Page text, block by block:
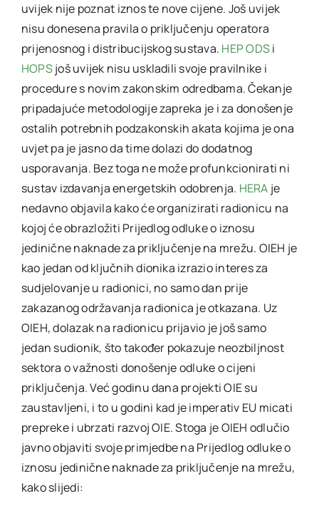
uvijek nije poznat iznos te nove cijene. Još uvijek
nisu donesena pravila o priključenju operatora
prijenosnog i distribucijskog sustava. HEP ODSi
HOPSjoš uvijek nisu uskladili svoje pravilnike i
procedure s novim zakonskim odredbama. Čekanje
pripadajuće metodologije zapreka je i za donošenje
ostalih potrebnih podzakonskih akata kojima je ona
uvjet pa je jasno da time dolazi do dodatnog
usporavanja. Bez toga ne može profunkcionirati ni
sustav izdavanja energetskih odobrenja. HERA je
nedavno objavila kako će organizirati radionicu na
kojoj će obrazložiti Prijedlog odluke o iznosu
jedinične naknade za priključenje na mrežu. OIEH je
kao jedan od ključnih dionika izrazio interes za
sudjelovanje u radionici, no samo dan prije
zakazanog održavanja radionica je otkazana. Uz
OIEH, dolazak na radionicu prijavio je još samo
jedan sudionik, što također pokazuje neozbiljnost
sektora o važnosti donošenje odluke o cijeni
priključenja. Već godinu dana projekti OIE su
zaustavljeni, i to u godini kad je imperativ EU micati
prepreke i ubrzati razvoj OIE. Stoga je OIEH odlučio
javno objaviti svoje primjedbe na Prijedlog odluke o
iznosu jedinične naknade za priključenje na mrežu,
kako slijedi: